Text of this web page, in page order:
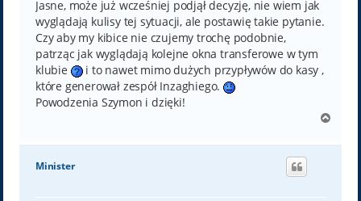
Jasne, może już wcześniej podjął decyzję, nie wiem jak
wyglądają kulisy tej sytuacji, ale postawię takie pytanie.
Czy aby my kibice nie czujemy trochę podobnie,
patrząc jak wyglądają kolejne okna transferowe w tym
klubie
i to nawet mimo dużych przypływów do kasy ,
które generował zespół Inzaghiego.
Powodzenia Szymon i dzięki!
g
Minister